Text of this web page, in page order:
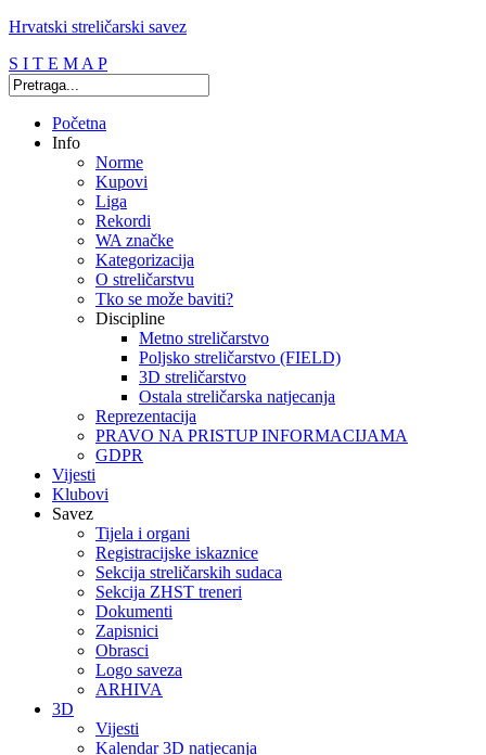
Hrvatski streličarski savez
S I T E M A P
Početna
Info
Norme
Kupovi
Liga
Rekordi
WA značke
Kategorizacija
O streličarstvu
Tko se može baviti?
Discipline
Metno streličarstvo
Poljsko streličarstvo (FIELD)
3D streličarstvo
Ostala streličarska natjecanja
Reprezentacija
PRAVO NA PRISTUP INFORMACIJAMA
GDPR
Vijesti
Klubovi
Savez
Tijela i organi
Registracijske iskaznice
Sekcija streličarskih sudaca
Sekcija ZHST treneri
Dokumenti
Zapisnici
Obrasci
Logo saveza
ARHIVA
3D
Vijesti
Kalendar 3D natjecanja